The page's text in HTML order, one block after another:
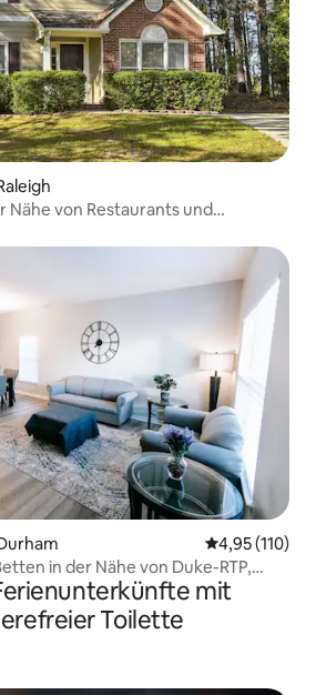
Nähe von Restaurants und
4,95 (110)
in der Nähe von Duke-RTP,
mit
Toilette